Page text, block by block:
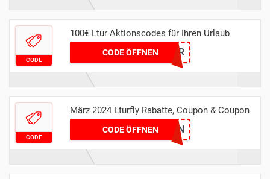
CODE
100€ Ltur Aktionscodes für Ihren Urlaub
CODE ÖFFNEN
TRAVEL100-LTUR
CODE
März 2024 Lturfly Rabatte, Coupon & Coupon
CODE ÖFFNENEINLÖSEN